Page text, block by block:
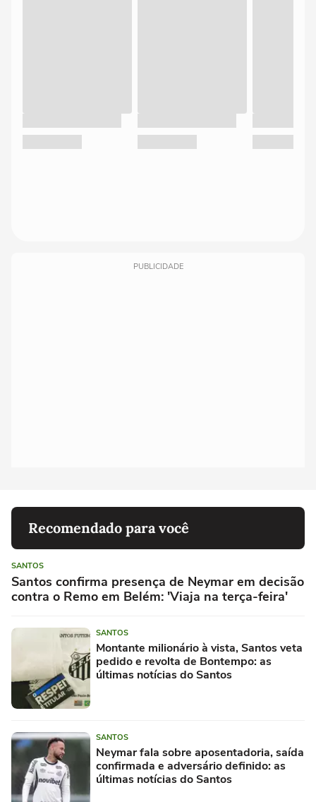
PUBLICIDADE
Recomendado para você
SANTOS
Santos confirma presença de Neymar em decisão
contra o Remo em Belém: 'Viaja na terça-feira'
SANTOS
Montante milionário à vista, Santos veta
pedido e revolta de Bontempo: as
últimas notícias do Santos
SANTOS
Neymar fala sobre aposentadoria, saída
confirmada e adversário definido: as
últimas notícias do Santos